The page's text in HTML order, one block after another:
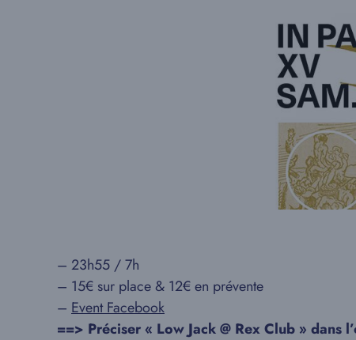
– 23h55 / 7h
– 15€ sur place & 12€ en prévente
– Event Facebook
==> Préciser « Low Jack @ Rex Club »